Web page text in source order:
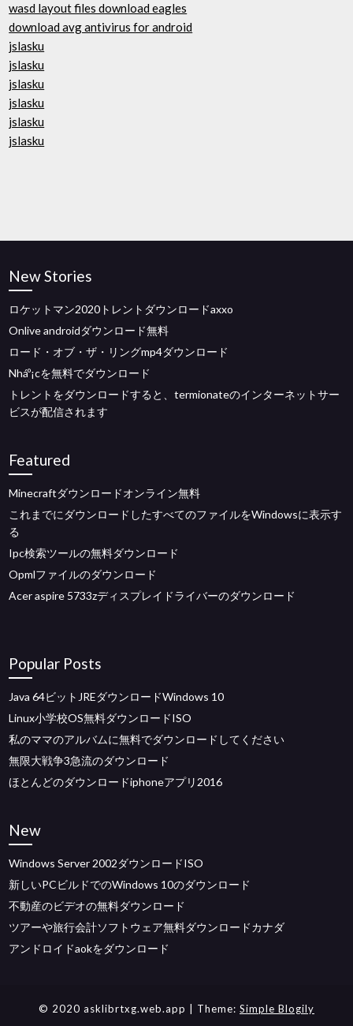
wasd layout files download eagles
download avg antivirus for android
jslasku
jslasku
jslasku
jslasku
jslasku
jslasku
New Stories
ロケットマン2020トレントダウンロードaxxo
Onlive androidダウンロード無料
ロード・オブ・ザ・リングmp4ダウンロード
Nháº¡cを無料でダウンロード
トレントをダウンロードすると、termionateのインターネットサー
ビスが配信されます
Featured
Minecraftダウンロードオンライン無料
これまでにダウンロードしたすべてのファイルをWindowsに表示す
る
Ipc検索ツールの無料ダウンロード
Opmlファイルのダウンロード
Acer aspire 5733zディスプレイドライバーのダウンロード
Popular Posts
Java 64ビットJREダウンロードWindows 10
Linux小学校OS無料ダウンロードISO
私のママのアルバムに無料でダウンロードしてください
無限大戦争3急流のダウンロード
ほとんどのダウンロードiphoneアプリ2016
New
Windows Server 2002ダウンロードISO
新しいPCビルドでのWindows 10のダウンロード
不動産のビデオの無料ダウンロード
ツアーや旅行会計ソフトウェア無料ダウンロードカナダ
アンドロイドaokをダウンロード
© 2020 asklibrtxg.web.app | Theme: Simple Blogily